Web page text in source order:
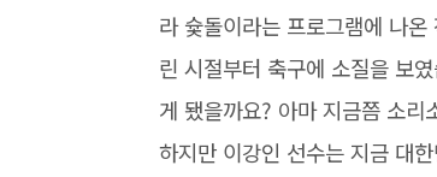
라 슟돌이라는 프로그램에 나
린 시절부터 축구에 소질을 보
게 됐을까요? 아마 지금쯤 소
하지만 이강인 선수는 지금 대